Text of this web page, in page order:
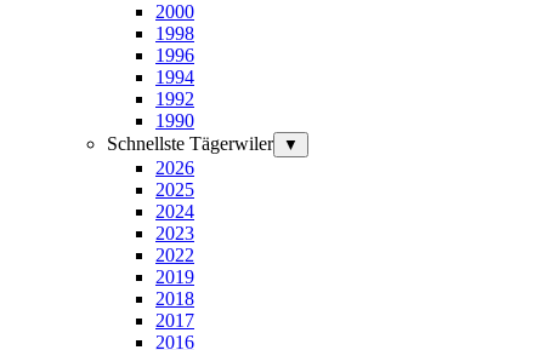
2000
1998
1996
1994
1992
1990
Schnellste Tägerwiler
▼
2026
2025
2024
2023
2022
2019
2018
2017
2016